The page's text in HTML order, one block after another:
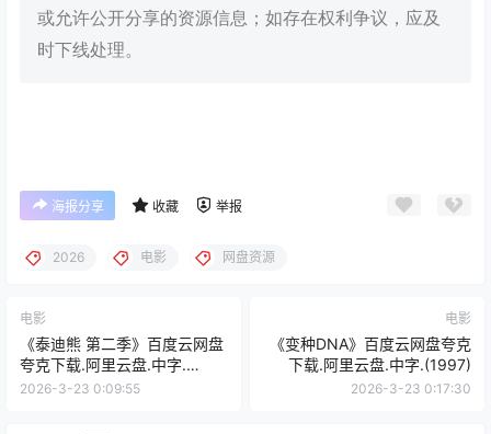
或允许公开分享的资源信息；如存在权利争议，应及
时下线处理。
海报分享 收藏 举报
2026 电影 网盘资源
电影
《泰迪熊 第二季》百度云网盘
夸克下载.阿里云盘.中字.
(2026)
2026-3-23 0:09:55
电影
《变种DNA》百度云网盘夸克
下载.阿里云盘.中字.(1997)
2026-3-23 0:17:30